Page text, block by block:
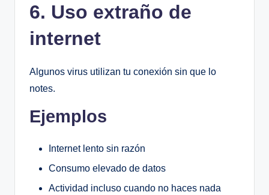
6. Uso extraño de
internet
Algunos virus utilizan tu conexión sin que lo
notes.
Ejemplos
Internet lento sin razón
Consumo elevado de datos
Actividad incluso cuando no haces nada